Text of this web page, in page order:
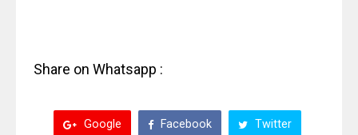
Share on Whatsapp :
Google Facebook Twitter